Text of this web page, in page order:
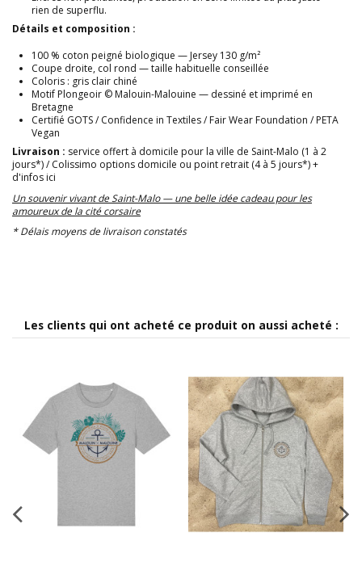
rien de superflu.
Détails et composition :
100 % coton peigné biologique — Jersey 130 g/m²
Coupe droite, col rond — taille habituelle conseillée
Coloris : gris clair chiné
Motif Plongeoir © Malouin-Malouine — dessiné et imprimé en
Bretagne
Certifié GOTS / Confidence in Textiles / Fair Wear Foundation / PETA
Vegan
Livraison : service offert à domicile pour la ville de Saint-Malo (1 à 2
jours*) / Colissimo options domicile ou point retrait (4 à 5 jours*)+
d'infos ici
Un souvenir vivant de Saint-Malo — une belle idée cadeau pour les
amoureux de la cité corsaire
* Délais moyens de livraison constatés
Les clients qui ont acheté ce produit on aussi acheté :